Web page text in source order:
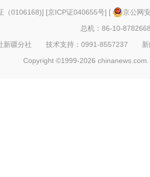
（0106168)] [京ICP证040655号] [
京公网
总机：86-10-
新疆分社 技术支持：0991-8557237
Copyright ©1999-2026